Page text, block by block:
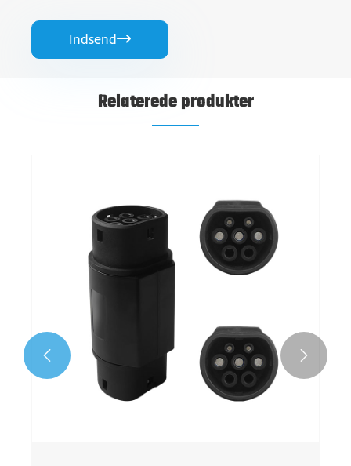
Indsend
Relaterede produkter
GBT til Tesla Adapter
 